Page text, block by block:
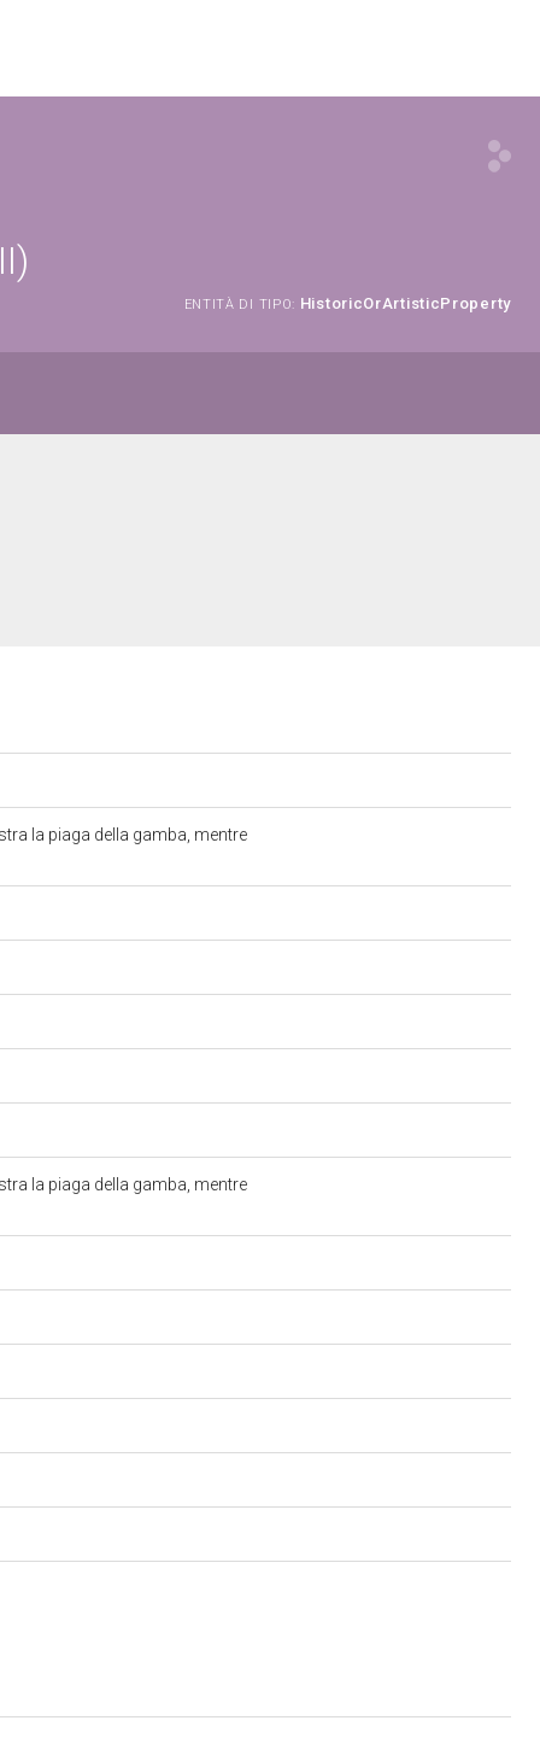
ENTITÀ DI TIPO: HistoricOrArtisticProperty
la piaga della gamba, mentre
la piaga della gamba, mentre